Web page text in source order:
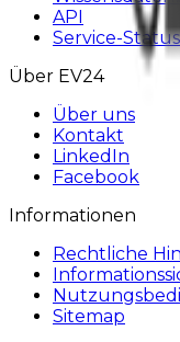
API
Service-Status
Über EV24
Über uns
Kontakt
LinkedIn
Facebook
Informationen
Rechtliche
Sitemap